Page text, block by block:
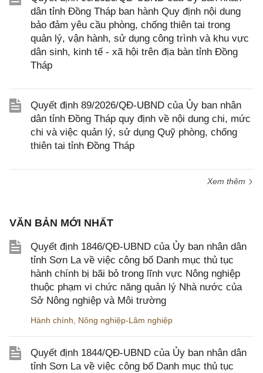
dân tỉnh Đồng Tháp ban hành Quy định nội dung
bảo đảm yêu cầu phòng, chống thiên tai trong
quản lý, vận hành, sử dụng công trình và khu vực
dân sinh, kinh tế - xã hội trên địa bàn tỉnh Đồng
Tháp
Quyết định 89/2026/QĐ-UBND của Ủy ban nhân
dân tỉnh Đồng Tháp quy định về nội dung chi, mức
chi và việc quản lý, sử dụng Quỹ phòng, chống
thiên tai tỉnh Đồng Tháp
Xem thêm
VĂN BẢN MỚI NHẤT
Quyết định 1846/QĐ-UBND của Ủy ban nhân dân
tỉnh Sơn La về việc công bố Danh mục thủ tục
hành chính bị bãi bỏ trong lĩnh vực Nông nghiệp
thuộc phạm vi chức năng quản lý Nhà nước của
Sở Nông nghiệp và Môi trường
Hành chính Nông nghiệp-Lâm nghiệp
Quyết định 1844/QĐ-UBND của Ủy ban nhân dân
tỉnh Sơn La về việc công bố Danh mục thủ tục